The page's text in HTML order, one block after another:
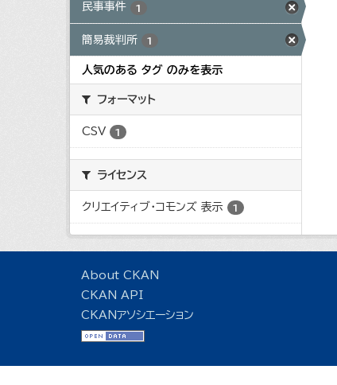
民事事件 1
簡易裁判所 1
人気のある タグ のみを表示
フォーマット
CSV 1
ライセンス
クリエイティブ・コモンズ 表示 1
About CKAN
CKAN API
CKANアソシエーション